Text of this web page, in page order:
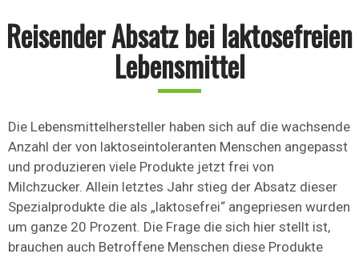
Reisender Absatz bei laktosefreien
Lebensmittel
Die Lebensmittelhersteller haben sich auf die wachsende
Anzahl der von laktoseintoleranten Menschen angepasst
und produzieren viele Produkte jetzt frei von
Milchzucker. Allein letztes Jahr stieg der Absatz dieser
Spezialprodukte die als „laktosefrei“ angepriesen wurden
um ganze 20 Prozent. Die Frage die sich hier stellt ist,
brauchen auch Betroffene Menschen diese Produkte